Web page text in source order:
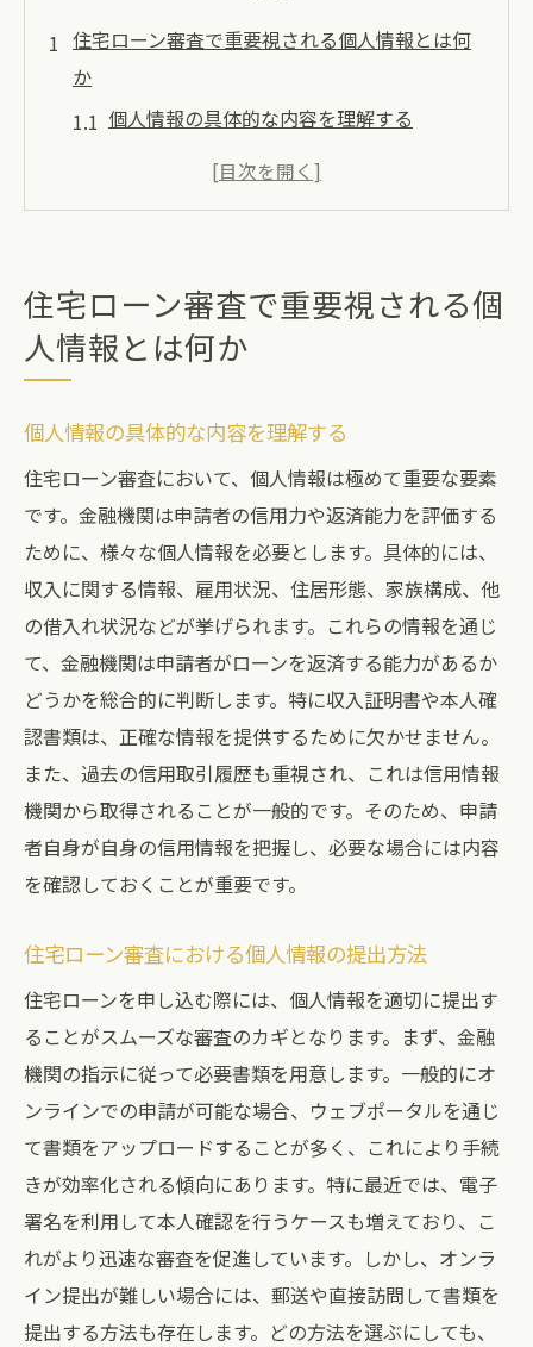
住宅ローン審査で重要視される個人情報とは何
か
個人情報の具体的な内容を理解する
住宅ローン審査における個人情報の提出方
ト
住宅ローン審査で求められる個人情報の最
個人情報保護と住宅ローン審査の関係
信用情報が住宅ローン審査に与える影響とその
対策
信用情報の基本とその重要性
住宅ローン審査における信用情報の役割
信用情報に問題がある場合の対処法
住宅ローン審査を有利にする信用情報の整
え方
信用情報の保持期間と住宅ローン審査への
影響
報管理術
効果的な情報管理のためのチェックポイン
ト
住宅ローン申請前の事前準備
情報管理の失敗例とその回避法
オンラインツールを活用した情報整理法
住宅ローン審査で必要な書類の管理方法
情報管理とプライバシーの両立方法
収入と借入状況が住宅ローン審査に及ぼす具体
的な影響
住宅ローン審査で重要視される個
人情報とは何か
個人情報の具体的な内容を理解する
住宅ローン審査において、個人情報は極めて重要な要素
です。金融機関は申請者の信用力や返済能力を評価する
ために、様々な個人情報を必要とします。具体的には、
収入に関する情報、雇用状況、住居形態、家族構成、他
の借入れ状況などが挙げられます。これらの情報を通じ
て、金融機関は申請者がローンを返済する能力があるか
どうかを総合的に判断します。特に収入証明書や本人確
認書類は、正確な情報を提供するために欠かせません。
また、過去の信用取引履歴も重視され、これは信用情報
機関から取得されることが一般的です。そのため、申請
者自身が自身の信用情報を把握し、必要な場合には内容
を確認しておくことが重要です。
住宅ローン審査における個人情報の提出方法
住宅ローンを申し込む際には、個人情報を適切に提出す
ることがスムーズな審査のカギとなります。まず、金融
機関の指示に従って必要書類を用意します。一般的にオ
ンラインでの申請が可能な場合、ウェブポータルを通じ
て書類をアップロードすることが多く、これにより手続
きが効率化される傾向にあります。特に最近では、電子
署名を利用して本人確認を行うケースも増えており、こ
れがより迅速な審査を促進しています。しかし、オンラ
イン提出が難しい場合には、郵送や直接訪問して書類を
提出する方法も存在します。どの方法を選ぶにしても、